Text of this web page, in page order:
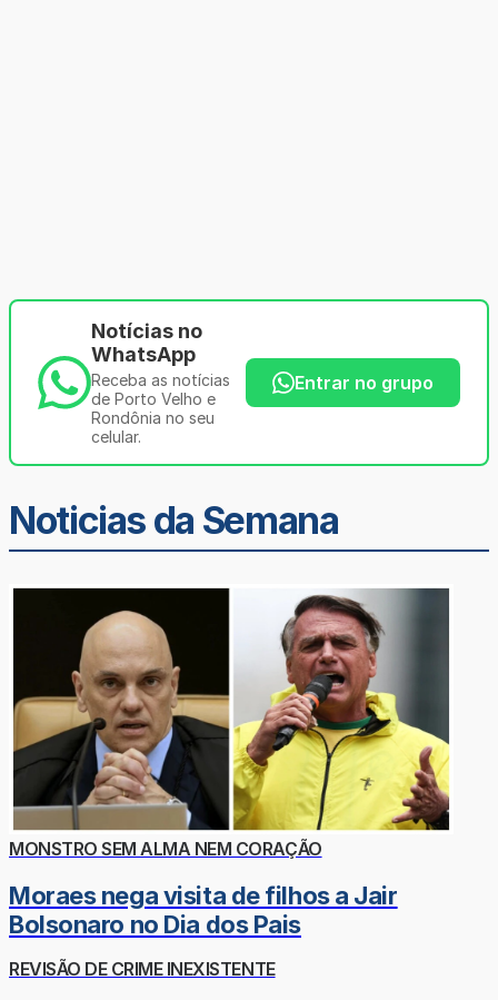
Notícias no
WhatsApp
Receba as notícias
de Porto Velho e
Rondônia no seu
celular.
Entrar no grupo
Noticias da Semana
MONSTRO SEM ALMA NEM CORAÇÃO
Moraes nega visita de filhos a Jair
Bolsonaro no Dia dos Pais
REVISÃO DE CRIME INEXISTENTE